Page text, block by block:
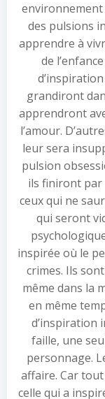
environnement
des pulsions
apprendre à
de
grandiront
apprendront
l’amour.
leur sera
pulsion
ils finiront par
ceux qui ne
qui seront
inspirée où le
crimes. Ils
même dans la
en même
d’inspiration
faille, une
personnage.
affaire. Car
celle qui a